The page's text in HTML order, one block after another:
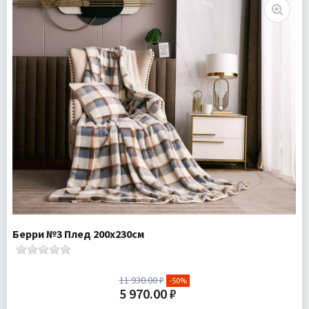
Ткань:
Сатин
Доставка:
Бесплатно
Берри №3 Плед 200х230см
11 930.00 ₽ -50%
5 970.00 ₽